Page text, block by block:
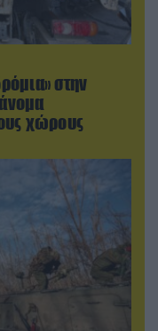
στην
χώρους